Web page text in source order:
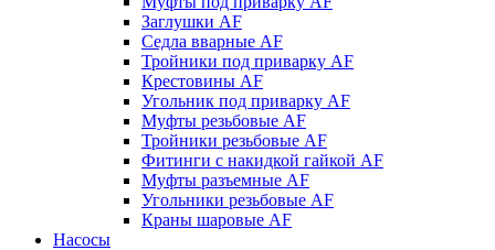
Заглушки AF
Седла вварные AF
Тройники под приварку AF
Крестовины AF
Угольник под приварку AF
Муфты резьбовые AF
Тройники резьбовые AF
Фитинги с накидкой гайкой AF
Муфты разъемные AF
Угольники резьбовые AF
Краны шаровые AF
Насосы